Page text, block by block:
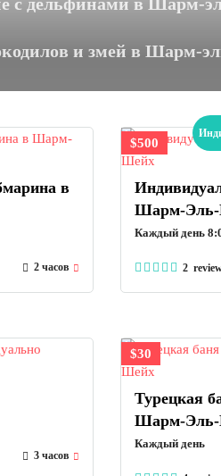
и змей в Шарм-
в
2 часов
$500
Шарм-
Каждый день
2
3 часов
$30
Турецкая
Шарм-
Каждый день